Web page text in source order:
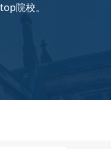
院校。